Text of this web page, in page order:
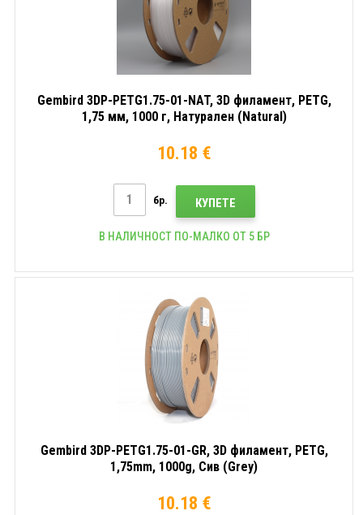
Gembird 3DP-PETG1.75-01-NAT, 3D филамент, PETG,
1,75 мм, 1000 г, Натурален (Natural)
10.18 €
бр. КУПЕТЕ
В НАЛИЧНОСТ ПО-МАЛКО ОТ 5 БР
Gembird 3DP-PETG1.75-01-GR, 3D филамент, PETG,
1,75mm, 1000g, Сив (Grey)
10.18 €